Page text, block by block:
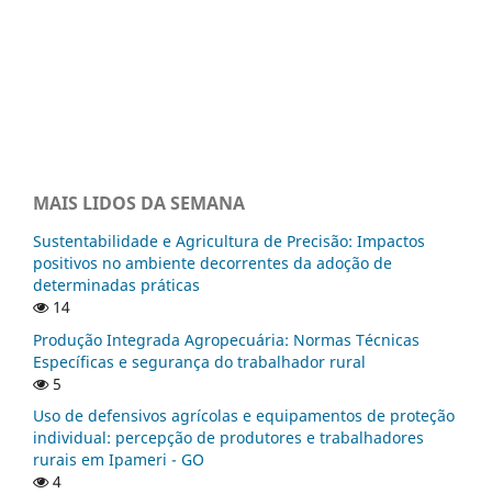
MAIS LIDOS DA SEMANA
Sustentabilidade e Agricultura de Precisão: Impactos
positivos no ambiente decorrentes da adoção de
determinadas práticas
14
Produção Integrada Agropecuária: Normas Técnicas
Específicas e segurança do trabalhador rural
5
Uso de defensivos agrícolas e equipamentos de proteção
individual: percepção de produtores e trabalhadores
rurais em Ipameri - GO
4